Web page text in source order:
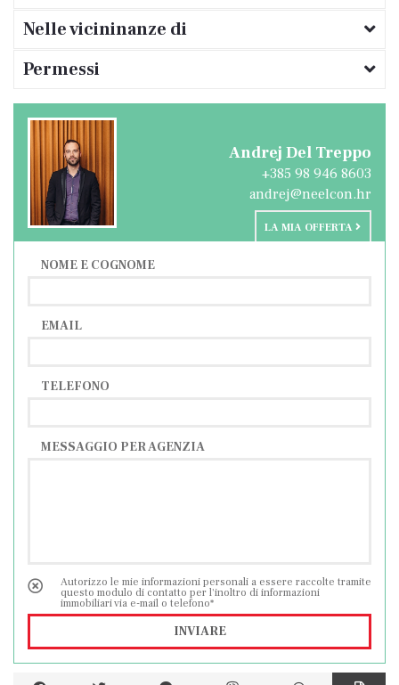
Nelle vicininanze di
Permessi
Andrej Del Treppo
+385 98 946 8603
andrej@neelcon.hr
LA MIA OFFERTA
NOME E COGNOME
EMAIL
TELEFONO
MESSAGGIO PER AGENZIA
Autorizzo le mie informazioni personali a essere raccolte tramite
questo modulo di contatto per l'inoltro di informazioni
immobiliari via e-mail o telefono*
INVIARE